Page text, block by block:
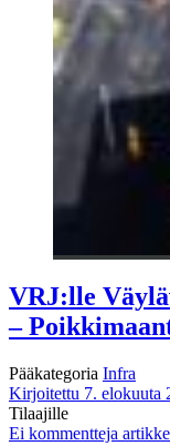
VRJ:lle
–
Pääkategoria Infra
Kirjoitettu 7. elokuuta
Tilaajille
Ei kommentteja